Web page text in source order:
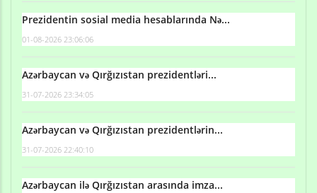
Prezidentin sosial media hesablarında Nə...
01-08-2026 23:06:06
Azərbaycan və Qırğızıstan prezidentləri...
31-07-2026 23:34:05
Azərbaycan və Qırğızıstan prezidentlərin...
31-07-2026 22:40:10
Azərbaycan ilə Qırğızıstan arasında imza...